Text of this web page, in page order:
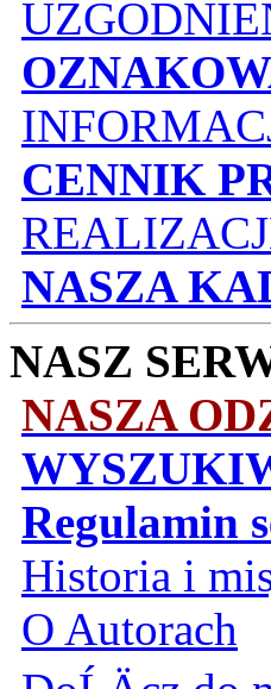
CENNIK
NASZA
NASZ
NASZA
Regulamin
Historia i
O Autorach